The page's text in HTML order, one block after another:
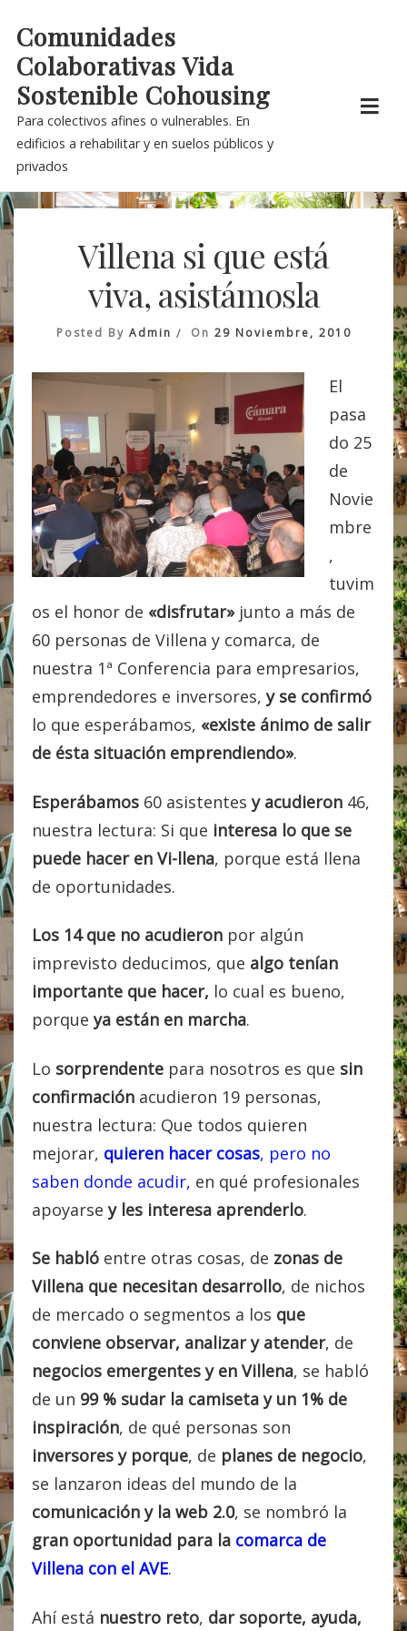
content
Comunidades
Colaborativas Vida
Sostenible Cohousing
Para colectivos afines o vulnerables. En
edificios a rehabilitar y en suelos públicos y
privados
Villena si que está
viva, asistámosla
Posted By Admin On 29 Noviembre, 2010
El
pasa
do 25
de
Novie
mbre
,
tuvim
os el honor de «disfrutar» junto a más de
60 personas de Villena y comarca, de
nuestra 1ª Conferencia para empresarios,
emprendedores e inversores,y se confirmó
lo que esperábamos, «existe ánimo de salir
de ésta situación emprendiendo».
Esperábamos 60 asistentesy acudieron 46,
nuestra lectura: Si que interesa lo que se
puede hacer en Vi-llena, porque está llena
de oportunidades.
Los 14 que no acudieron por algún
imprevisto deducimos, que algo tenían
importante que hacer, lo cual es bueno,
porqueya están en marcha.
Lo sorprendente para nosotros es que sin
confirmación acudieron 19 personas,
nuestra lectura: Que todos quieren
mejorar, quieren hacer cosas, pero no
saben donde acudir, en qué profesionales
apoyarsey les interesa aprenderlo.
Se habló entre otras cosas, de zonas de
Villena que necesitan desarrollo, de nichos
de mercado o segmentos a los que
conviene observar, analizar y atender, de
negocios emergentes y en Villena, se habló
de un 99 % sudar la camiseta y un 1% de
inspiración, de qué personas son
inversores y porque, de planes de negocio,
se lanzaron ideas del mundo de la
comunicación y la web 2.0, se nombró la
gran oportunidad para la comarca de
Villena con el AVE.
Ahí está nuestro reto, dar soporte, ayuda,